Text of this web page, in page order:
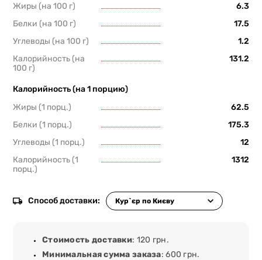
Жиры (на 100 г)
6.3
Белки (на 100 г)
17.5
Углеводы (на 100 г)
1.2
Калорийность (на
100 г)
131.2
Калорийность (на 1 порцию)
Жиры (1 порц.)
62.5
Белки (1 порц.)
175.3
Углеводы (1 порц.)
12
Калорийность (1
порц.)
1312
Способ доставки:
Стоимость доставки: 120 грн.
Минимальная сумма заказа: 600 грн.